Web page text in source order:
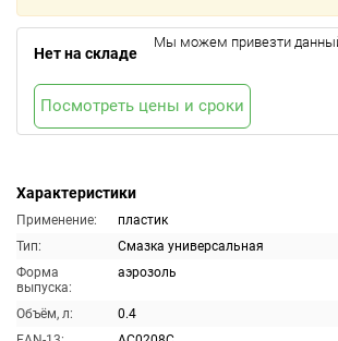
Характеристики
Применение:
пластик
Тип:
Смазка универсальная
Форма
выпуска:
аэрозоль
Объём, л:
0.4
Нет на складе
Мы можем привезти
Посмотреть цены и сроки